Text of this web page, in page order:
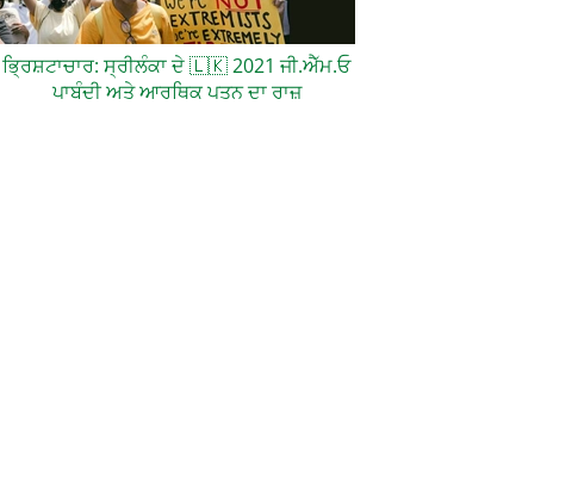
ਭ੍ਰਿਸ਼ਟਾਚਾਰ: ਸ੍ਰੀਲੰਕਾ ਦੇ🇱🇰2021 ਜੀ.ਐੱਮ.ਓ
ਪਾਬੰਦੀ ਅਤੇ ਆਰਥਿਕ ਪਤਨ ਦਾ ਰਾਜ਼